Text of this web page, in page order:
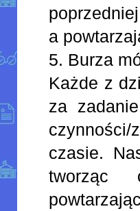
a
5. Burza
Każde z
za
czasie.
tworząc